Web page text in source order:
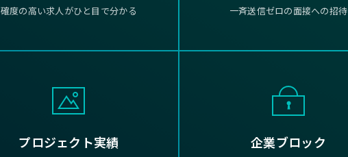
確度の高い求人がひと目で分かる 一斉送信ゼロの面接への招待
プロジェクト実績 企業ブロック